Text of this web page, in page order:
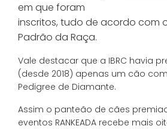
em que foram
inscritos, tudo de acordo com
Padrão da Raça.
Vale destacar que a IBRC havia
(desde 2018) apenas um cão
Pedigree de Diamante.
Assim o panteão de cães
eventos RANKEADA recebe mais